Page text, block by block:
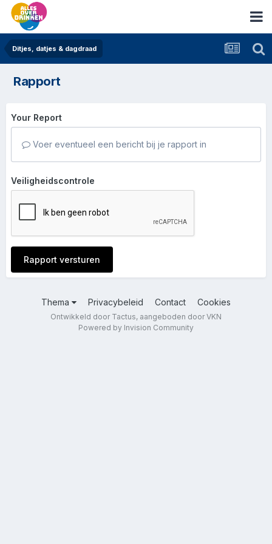
Ditjes, datjes & dagdraad
Rapport
Your Report
Voer eventueel een bericht bij je rapport in
Veiligheidscontrole
Rapport versturen
Thema Privacybeleid Contact Cookies
Ontwikkeld door Tactus, aangeboden door VKN
Powered by Invision Community